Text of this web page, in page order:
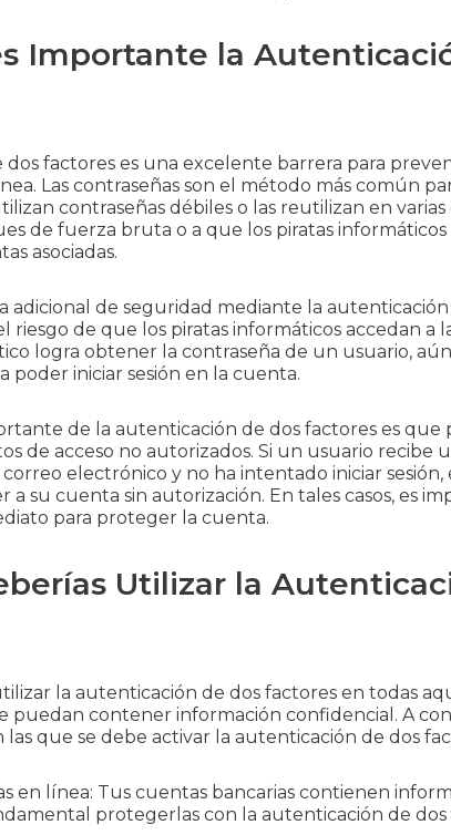
Importante la
factores es una excelente barrera para
Las contraseñas son el método más común
contraseñas débiles o las reutilizan en varias
de fuerza bruta o a que los piratas informáticos
asociadas.
adicional de seguridad mediante la
riesgo de que los piratas informáticos accedan a
logra obtener la contraseña de un usuario,
poder iniciar sesión en la cuenta.
de la autenticación de dos factores es que
de acceso no autorizados. Si un usuario recibe
electrónico y no ha intentado iniciar
a su cuenta sin autorización. En tales casos, es
para proteger la cuenta.
Utilizar la
la autenticación de dos factores en todas
puedan contener información confidencial. A
que se debe activar la autenticación de dos
en línea: Tus cuentas bancarias contienen
protegerlas con la autenticación de dos